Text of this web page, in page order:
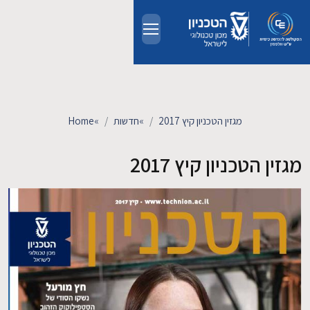
מחקר
חדשות ואירועים
קשרי תעשייה
צרו קשר
Home» חדשות» מגזין הטכניון קיץ 2017
מגזין הטכניון קיץ 2017